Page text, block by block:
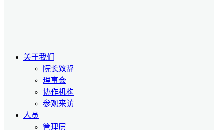
关于我们
院长致辞
理事会
协作机构
参观来访
人员
管理层